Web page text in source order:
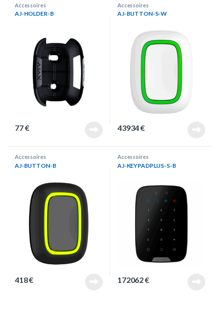
Accessoires
AJ-HOLDER-B
77€
Accessoires
AJ-BUTTON-S-W
43934€
Accessoires
AJ-BUTTON-B
418€
Accessoires
AJ-KEYPADPLUS-S-B
172062€